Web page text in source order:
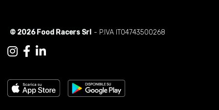
© 2026 Food Racers Srl - P.IVA IT04743500268